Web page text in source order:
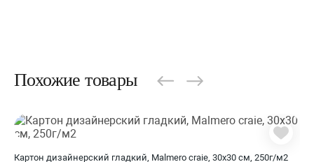
Похожие товары
Картон дизайнерский гладкий, Malmero craie, 30х30 см, 250г/м2